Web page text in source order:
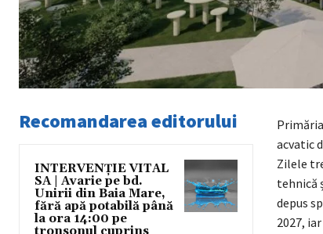
Recomandarea editorului
INTERVENȚIE VITAL
SA | Avarie pe bd.
Unirii din Baia Mare,
fără apă potabilă până
la ora 14:00 pe
tronsonul cuprins
acvatic
Zilele
tehnică
depus
2027,